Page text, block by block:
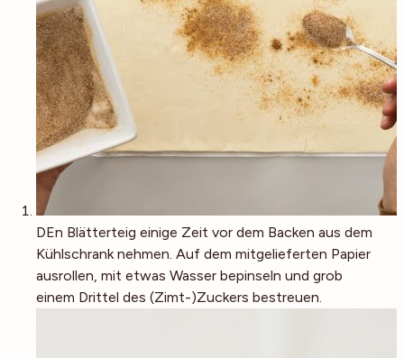
DEn Blätterteig einige Zeit vor dem Backen aus dem
Kühlschrank nehmen. Auf dem mitgelieferten Papier
ausrollen, mit etwas Wasser bepinseln und grob
einem Drittel des (Zimt-)Zuckers bestreuen.